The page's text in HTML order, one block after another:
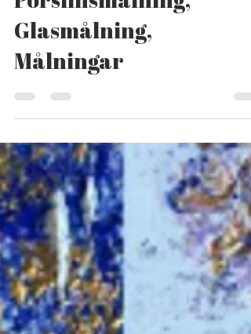
Åsa Korte -
Porslinsmålning,
Glasmålning,
Målningar